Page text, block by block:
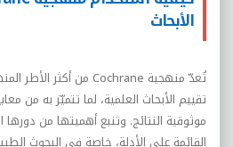
الأبحاث
تُعدّ منهجية Cochrane من أكثر الأطر
تقييم الأبحاث العلمية، لما تتميّز به من
موثوقية النتائج. وتنبع أهميتها من
القائمة على الأدلة، خاصة في البحوث